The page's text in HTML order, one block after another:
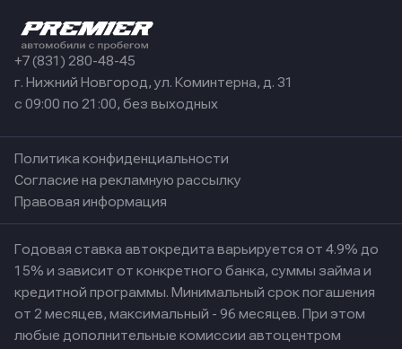
+7 (831) 280-48-45
г. Нижний Новгород, ул. Коминтерна, д. 31
с 09:00 по 21:00, без выходных
Политика конфиденциальности
Согласие на рекламную рассылку
Правовая информация
Годовая ставка автокредита варьируется от 4.9% до
15% и зависит от конкретного банка, суммы займа и
кредитной программы. Минимальный срок погашения
от 2 месяцев, максимальный - 96 месяцев. При этом
любые дополнительные комиссии автоцентром